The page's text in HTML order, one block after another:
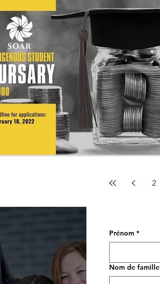
2
Prénom *
Nom de famille